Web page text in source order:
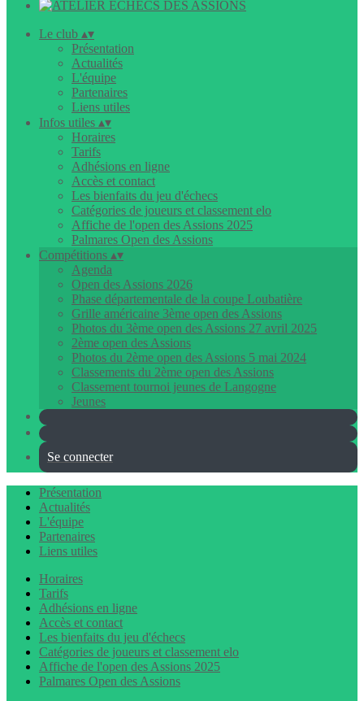
Le club ▴▾
Présentation
Actualités
L'équipe
Partenaires
Liens utiles
Infos utiles ▴▾
Horaires
Tarifs
Adhésions en ligne
Accès et contact
Les bienfaits du jeu d'échecs
Catégories de joueurs et classement elo
Affiche de l'open des Assions 2025
Palmares Open des Assions
Compétitions ▴▾
Agenda
Open des Assions 2026
Phase départementale de la coupe Loubatière
Grille américaine 3ème open des Assions
Photos du 3ème open des Assions 27 avril 2025
2ème open des Assions
Photos du 2ème open des Assions 5 mai 2024
Classements du 2ème open des Assions
Classement tournoi jeunes de Langogne
Jeunes
Se connecter
Présentation
Actualités
L'équipe
Partenaires
Liens utiles
Horaires
Tarifs
Adhésions en ligne
Accès et contact
Les bienfaits du jeu d'échecs
Catégories de joueurs et classement elo
Affiche de l'open des Assions 2025
Palmares Open des Assions